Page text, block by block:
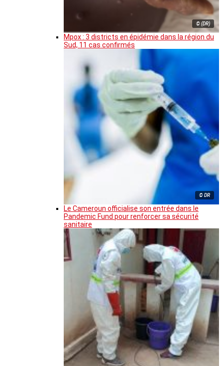
© (DR)
Mpox : 3 districts en épidémie dans la région du
Sud, 11 cas confirmés
© DR
Le Cameroun officialise son entrée dans le
Pandemic Fund pour renforcer sa sécurité
sanitaire